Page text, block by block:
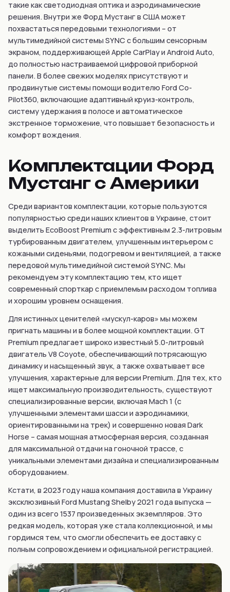
такие как светодиодная оптика и аэродинамические
решения. Внутри же Форд Мустанг в США может
похвастаться передовыми технологиями – от
мультимедийной системы SYNC с большим сенсорным
экраном, поддерживающей Apple CarPlay и Android Auto,
до полностью настраиваемой цифровой приборной
панели. В более свежих моделях присутствуют и
продвинутые системы помощи водителю Ford Co-
Pilot360, включающие адаптивный круиз-контроль,
систему удержания в полосе и автоматическое
экстренное торможение, что повышает безопасность и
комфорт вождения.
Комплектации Форд
Мустанг с Америки
Среди вариантов комплектации, которые пользуются
популярностью среди наших клиентов в Украине, стоит
выделить EcoBoost Premium с эффективным 2.3-литровым
турбированным двигателем, улучшенным интерьером с
кожаными сиденьями, подогревом и вентиляцией, а также
передовой мультимедийной системой SYNC. Мы
рекомендуем эту комплектацию тем, кто ищет
современный спорткар с приемлемым расходом топлива
и хорошим уровнем оснащения.
Для истинных ценителей «мускул-каров» мы можем
пригнать машины и в более мощной комплектации. GT
Premium предлагает широко известный 5.0-литровый
двигатель V8 Coyote, обеспечивающий потрясающую
динамику и насыщенный звук, а также охватывает все
улучшения, характерные для версии Premium. Для тех, кто
ищет максимальную производительность, существуют
специализированные версии, включая Mach 1 (с
улучшенными элементами шасси и аэродинамики,
ориентированными на трек) и совершенно новая Dark
Horse – самая мощная атмосферная версия, созданная
для максимальной отдачи на гоночной трассе, с
уникальными элементами дизайна и специализированным
оборудованием.
Кстати, в 2023 году наша компания доставила в Украину
эксклюзивный Ford Mustang Shelby 2021 года выпуска —
один из всего 1537 произведенных экземпляров. Это
редкая модель, которая уже стала коллекционной, и мы
гордимся тем, что смогли обеспечить ее доставку с
полным сопровождением и официальной регистрацией.